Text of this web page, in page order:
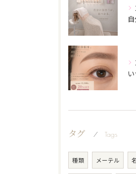
タグ Tags
種類 メーテル